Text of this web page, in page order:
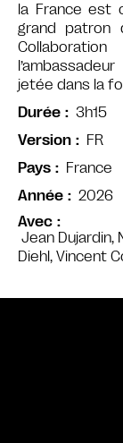
Avec
Jean Dujardin,
Diehl, Vincent
la France est
grand patron
jetée dans la
Durée
3h15
Version
FR
Pays
France
Année
2026